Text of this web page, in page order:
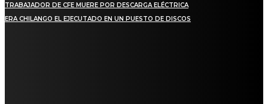
TRABAJADOR DE CFE MUERE POR DESCARGA ELÉCTRICA
ERA CHILANGO EL EJECUTADO EN UN PUESTO DE DISCOS